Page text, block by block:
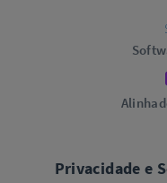
Privacidade e